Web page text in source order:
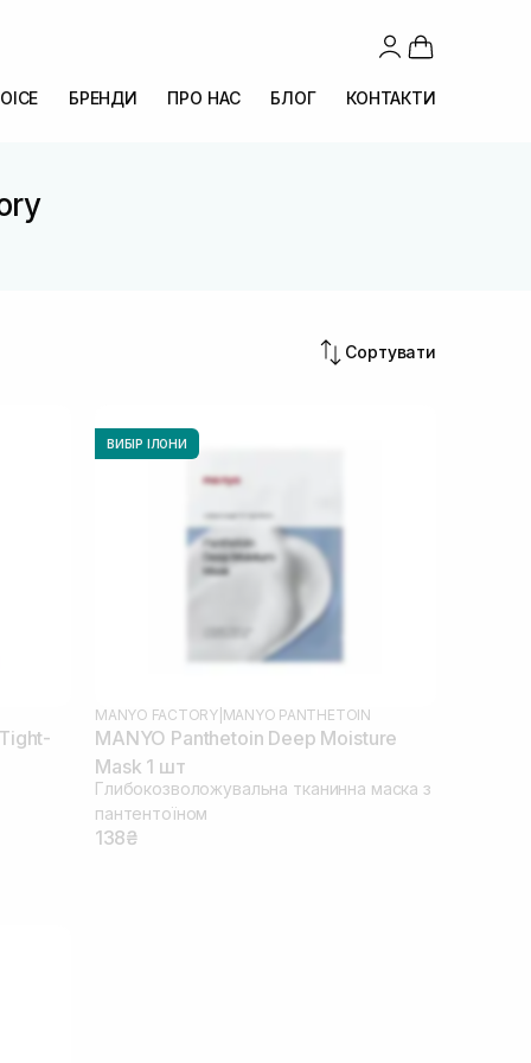
БРЕНДИ ПРО НАС БЛОГ КОНТАКТИ
Сортувати
ВИБІР ІЛОНИ
MANYO FACTORY| MANYO PANTHETOIN
MANYO Panthetoin Deep Moisture
Mask 1 шт
Глибокозволожувальна тканинна маска з
пантентоїном
138₴